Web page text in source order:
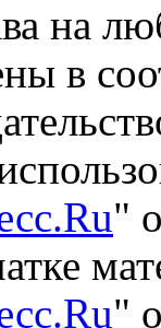
на
в
"
"